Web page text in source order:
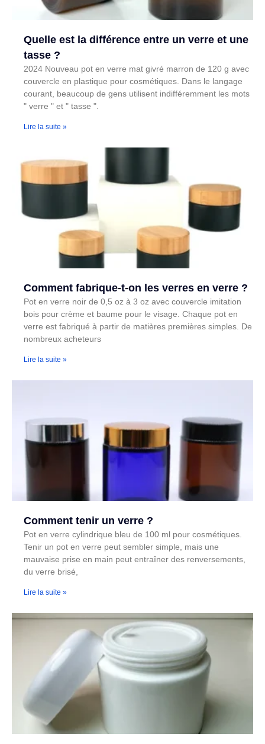
Quelle est la différence entre un verre et une
tasse ?
2024 Nouveau pot en verre mat givré marron de 120 g avec
couvercle en plastique pour cosmétiques. Dans le langage
courant, beaucoup de gens utilisent indifféremment les mots
" verre " et " tasse ".
Lire la suite »
Comment fabrique-t-on les verres en verre ?
Pot en verre noir de 0,5 oz à 3 oz avec couvercle imitation
bois pour crème et baume pour le visage. Chaque pot en
verre est fabriqué à partir de matières premières simples. De
nombreux acheteurs
Lire la suite »
Comment tenir un verre ?
Pot en verre cylindrique bleu de 100 ml pour cosmétiques.
Tenir un pot en verre peut sembler simple, mais une
mauvaise prise en main peut entraîner des renversements,
du verre brisé,
Lire la suite »